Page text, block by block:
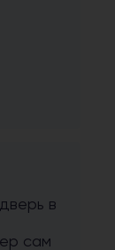
в
сам